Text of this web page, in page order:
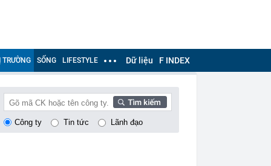
TRƯỜNG SỐNG LIFESTYLE Dữ liệu F INDEX
Công ty Tin tức Lãnh đạo